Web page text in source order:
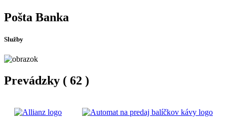
Pošta Banka
Služby
Prevádzky ( 62 )